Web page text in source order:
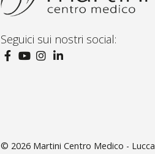
Seguici sui nostri social:
© 2026 Martini Centro Medico - Lucca